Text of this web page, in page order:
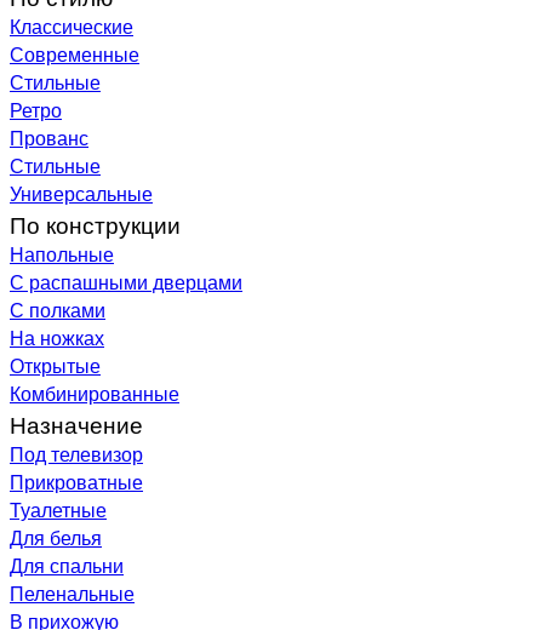
Классические
Современные
Стильные
Ретро
Прованс
Стильные
Универсальные
По конструкции
Напольные
С распашными дверцами
С полками
На ножках
Открытые
Комбинированные
Назначение
Под телевизор
Прикроватные
Туалетные
Для белья
Для спальни
Пеленальные
В прихожую